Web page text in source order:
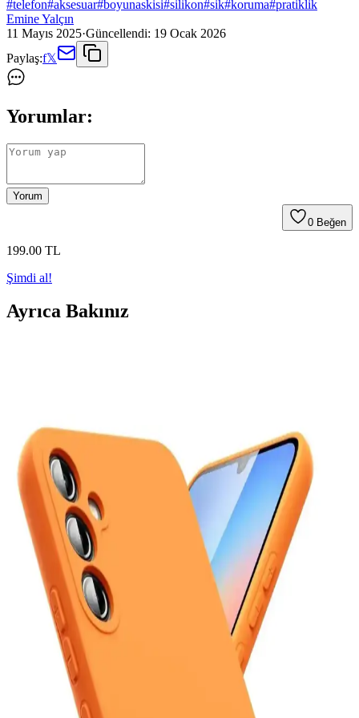
#telefon#aksesuar#boyunaskisi#silikon#sik#koruma#pratiklik
Emine Yalçın
11 Mayıs 2025·Güncellendi: 19 Ocak 2026
Paylaş:f𝕏
Yorumlar:
Yorum
0 Beğen
199.00 TL
Şimdi al!
Ayrıca Bakınız
uzun destek ve seyahat avantajı sunarken, Samsung özelleştirme ve
çok yönlülük sağlar. Diğer markalar performans ve fiyat dengesi
sunar.
Mediamarkt Kayseri'de Geniş Telefon Aksesuarları
Seçenekleri ve Ürün Çeşitleri
Mediamarkt Kayseri, geniş ürün yelpazesiyle telefon aksesuarları
sunuyor. Şarj kabloları, kılıflar, ekran koruyucuları ve kulaklıklar
gibi çeşitli ürünlerle telefonlarınızı koruyun ve kişiselleştirin.
Kişisel Kullanım İçin En Uygun Akıllı Telefon Seçimi
Güncel Kriterler ve Modeller
Kişisel kullanım için en uygun telefonu seçmek için güncel kriterler
ve modeller hakkında detaylı bilgi, karşılaştırma platformlarının
önemi ve seçim ipuçları içerir.
Poco Telefonların Özellikleri ve Kullanıcı